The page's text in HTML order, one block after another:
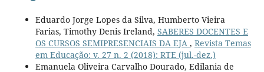
Eduardo Jorge Lopes da Silva, Humberto Vieira
Farias, Timothy Denis Ireland, SABERES DOCENTES E
OS CURSOS SEMIPRESENCIAIS DA EJA , Revista Temas
em Educação: v. 27 n. 2 (2018): RTE (jul.-dez.)
Emanuela Oliveira Carvalho Dourado, Edilania de